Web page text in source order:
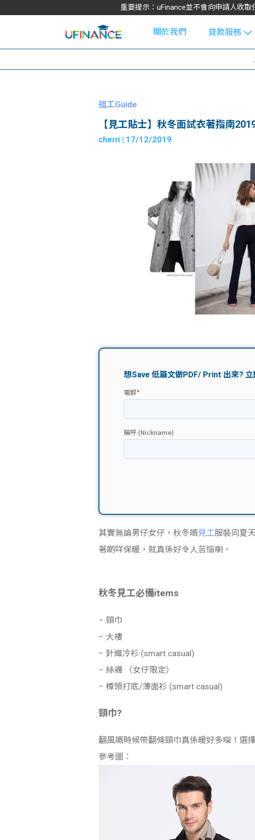
重要提示：uFinance並不會向申請人收
關於我們
貸款服務
學生貸款
大學生學費
機
網上私人貸
貸款計數
搵工Guide
【見工貼士】秋冬面試衣著指南
cherri | 17/12/2019
其實無論男仔女仔，秋冬嘅見工服裝同夏
著啲咩保暖，就真係好令人苦惱喇。
秋冬見工必備items
– 頸巾
– 大褸
– 針織冷衫 (smart casual)
– 絲襪 （女仔限定）
– 樽領打底/薄面衫 (smart casual)
頸巾?
翻風嘅時候帶翻條頸巾真係暖好多㗎！選
參考圖：